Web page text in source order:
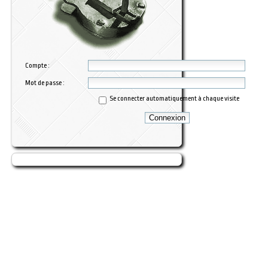
Compte :
Mot de passe :
Se connecter automatiquement à chaque visite